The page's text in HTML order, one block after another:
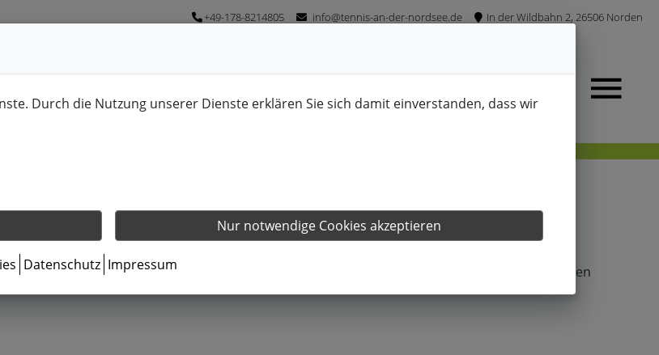
+49-178-8214805 info@tennis-an-der-nordsee.de In der Wildbahn 2, 26506 Norden
und didaktischen Hilfen den größten Lernerfolg sicherstellen. Die kindgerechten
Durch die Nutzung unserer Dienste erklären Sie sich damit einverstanden, dass wir
Nur notwendige Cookies akzeptieren
Datenschutz Impressum